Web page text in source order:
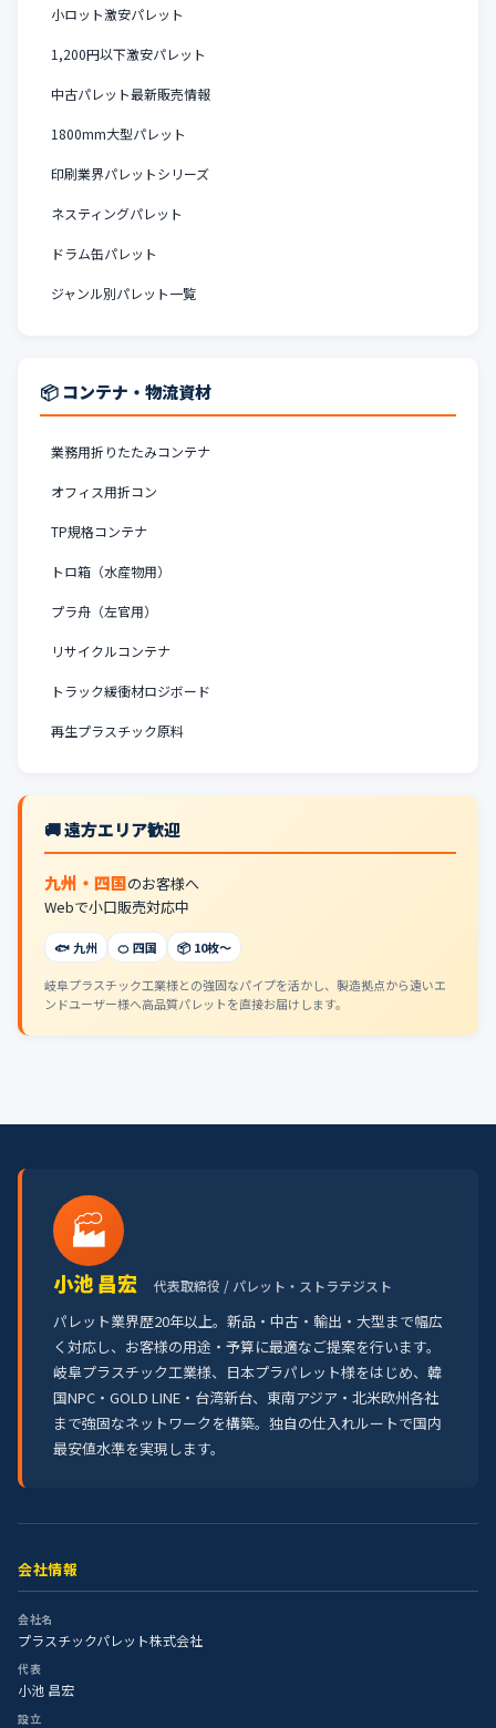
小ロット激安パレット
1,200円以下激安パレット
中古パレット最新販売情報
1800mm大型パレット
印刷業界パレットシリーズ
ネスティングパレット
ドラム缶パレット
ジャンル別パレット一覧
📦 コンテナ・物流資材
業務用折りたたみコンテナ
オフィス用折コン
TP規格コンテナ
トロ箱（水産物用）
プラ舟（左官用）
リサイクルコンテナ
トラック緩衝材ロジボード
再生プラスチック原料
🚚 遠方エリア歓迎
九州・四国のお客様へ
Webで小口販売対応中
🐟 九州 🍊 四国 📦 10枚〜
岐阜プラスチック工業様との強固なパイプを活かし、製造拠点から遠いエ
ンドユーザー様へ高品質パレットを直接お届けします。
🏭
小池 昌宏 代表取締役 / パレット・ストラテジスト
パレット業界歴20年以上。新品・中古・輸出・大型まで幅広
く対応し、お客様の用途・予算に最適なご提案を行います。
岐阜プラスチック工業様、日本プラパレット様をはじめ、韓
国NPC・GOLD LINE・台湾新台、東南アジア・北米欧州各社
まで強固なネットワークを構築。独自の仕入れルートで国内
最安値水準を実現します。
会社情報
会社名
プラスチックパレット株式会社
代表
小池 昌宏
設立